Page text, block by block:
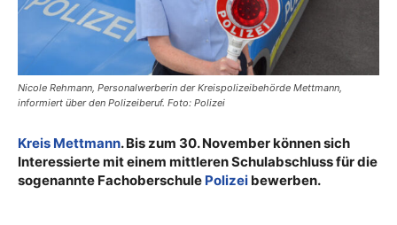
Nicole Rehmann, Personalwerberin der Kreispolizeibehörde Mettmann,
informiert über den Polizeiberuf. Foto: Polizei
Kreis Mettmann. Bis zum 30. November können sich
Interessierte mit einem mittleren Schulabschluss für die
sogenannte Fachoberschule Polizei bewerben.